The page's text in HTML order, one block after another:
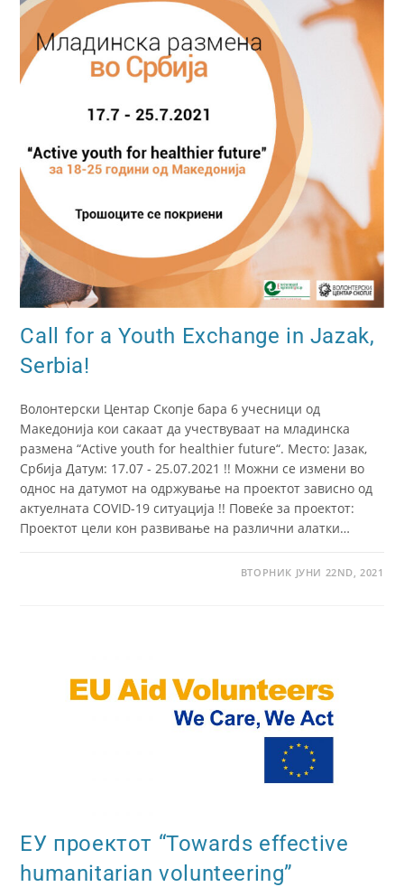
Call for a Youth Exchange in Jazak,
Serbia!
Волонтерски Центар Скопје бара 6 учесници од
Македонија кои сакаат да учествуваат на младинска
размена “Active youth for healthier future“. Место: Јазак,
Србија Датум: 17.07 - 25.07.2021 !! Можни се измени во
однос на датумот на одржување на проектот зависно од
актуелната COVID-19 ситуација !! Повеќе за проектот:
Проектот цели кон развивање на различни алатки…
ВТОРНИК ЈУНИ 22ND, 2021
ЕУ проектот “Towards effective
humanitarian volunteering”